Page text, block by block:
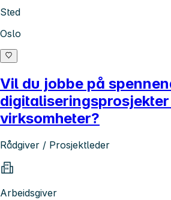
Sted
Oslo
Vil du jobbe på
virksomheter?
Rådgiver / Prosjektleder
Arbeidsgiver